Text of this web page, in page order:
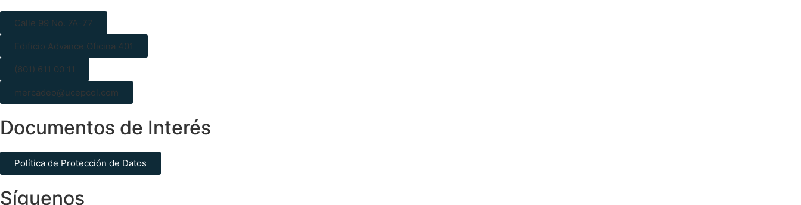
Calle 99 No. 7A-77
Edificio Advance Oficina 401
(601) 611 00 11
mercadeo@ucepcol.com
Documentos de Interés
Política de Protección de Datos
Síguenos